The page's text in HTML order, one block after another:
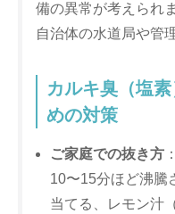
備の異常が考えられ
自治体の水道局や管
カルキ臭（塩
めの対策
ご家庭での抜き方
10〜15分ほど沸騰
当てる、レモン汁